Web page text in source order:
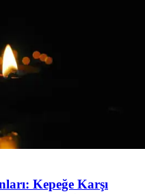
Kepeğe Karşı